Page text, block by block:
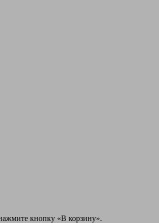
кнопку «В корзину».